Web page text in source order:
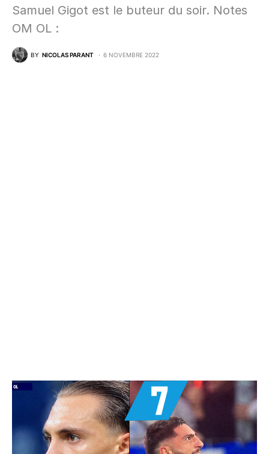
Samuel Gigot est le buteur du soir. Notes
OM OL :
BY NICOLAS PARANT 6 NOVEMBRE 2022